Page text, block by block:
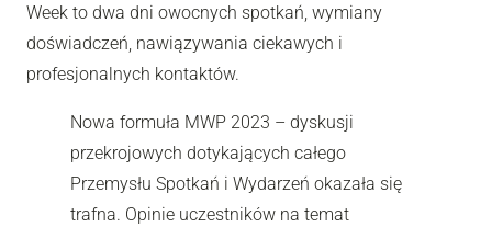
Week to dwa dni owocnych spotkań, wymiany
doświadczeń, nawiązywania ciekawych i
profesjonalnych kontaktów.
Nowa formuła MWP 2023 – dyskusji
przekrojowych dotykających całego
Przemysłu Spotkań i Wydarzeń okazała się
trafna. Opinie uczestników na temat